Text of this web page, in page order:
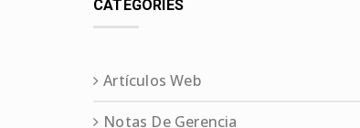
CATEGORIES
Artículos Web
Notas De Gerencia